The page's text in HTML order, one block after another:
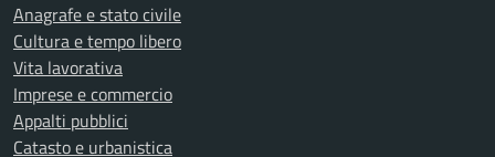
Anagrafe e stato civile
Cultura e tempo libero
Vita lavorativa
Imprese e commercio
Appalti pubblici
Catasto e urbanistica